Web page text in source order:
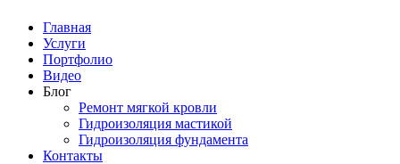
Главная
Услуги
Портфолио
Видео
Блог
Ремонт мягкой кровли
Гидроизоляция мастикой
Гидроизоляция фундамента
Контакты